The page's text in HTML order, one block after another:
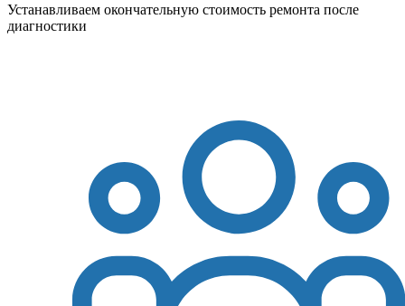
Устанавливаем окончательную стоимость ремонта после
диагностики